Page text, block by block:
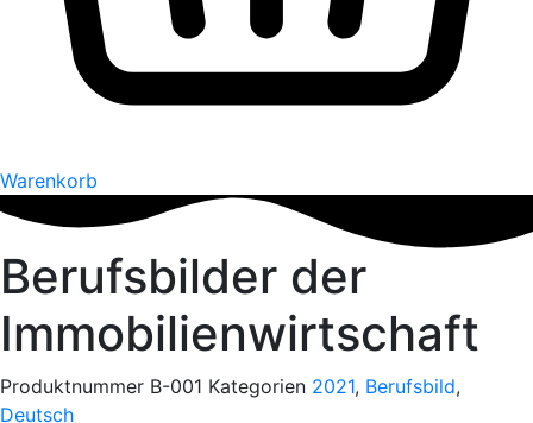
Warenkorb
Berufsbilder der
Immobilienwirtschaft
Produktnummer B-001 Kategorien 2021, Berufsbild,
Deutsch